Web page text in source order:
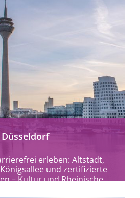
mehr erfahren
Düsseldorf
erleben: Altstadt,
und zertifizierte
– Kultur und Rheinische